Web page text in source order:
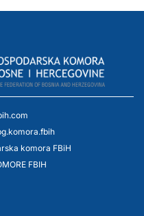
komora FBiH
FBIH